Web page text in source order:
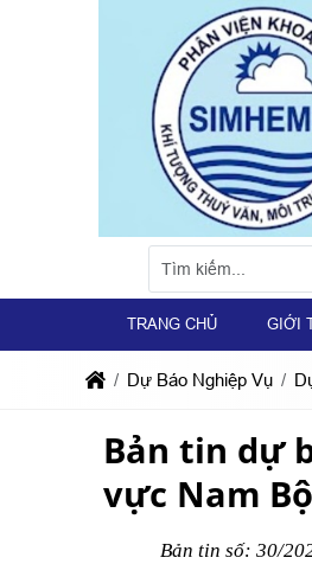
TRANG CHỦ GIỚI
Dự Báo Nghiệp Vụ
Bản tin dự
vực Nam Bộ
Bản tin số: 30/